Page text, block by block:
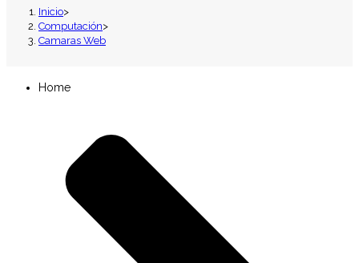
Inicio>
Computación>
Camaras Web
Home